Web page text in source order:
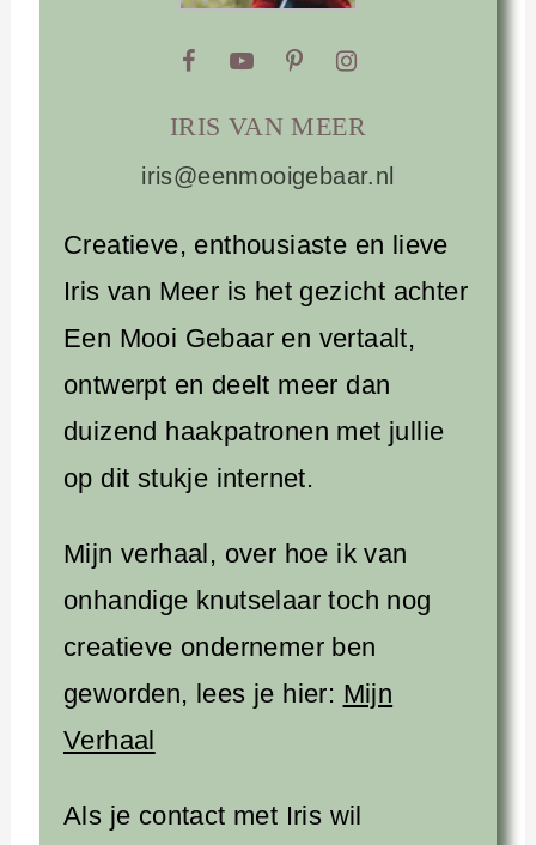
IRIS VAN MEER
iris@eenmooigebaar.nl
Creatieve, enthousiaste en lieve
Iris van Meer is het gezicht achter
Een Mooi Gebaar en vertaalt,
ontwerpt en deelt meer dan
duizend haakpatronen met jullie
op dit stukje internet.
Mijn verhaal, over hoe ik van
onhandige knutselaar toch nog
creatieve ondernemer ben
geworden, lees je hier: Mijn
Verhaal
Als je contact met Iris wil